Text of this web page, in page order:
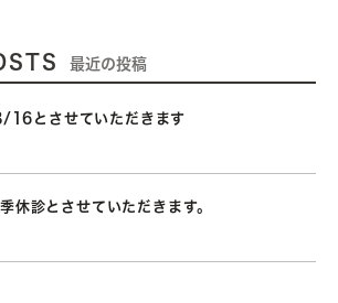
最近の投稿
とさせていただきます
休診とさせていただきます。